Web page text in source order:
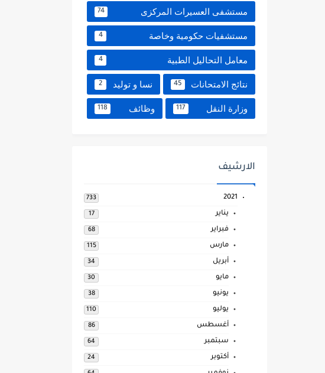
مستشفى العسيرات المركزى 74
مستشفيات حكومية وخاصة 4
معامل التحاليل الطبية 4
نتائج الامتحانات 45 نسا و توليد 2
وزارة النقل 117 وظائف 118
الارشيف
2021
733
يناير 17
فبراير 68
مارس 115
أبريل 34
مايو 30
يونيو 38
يوليو 110
أغسطس 86
سبتمبر 64
أكتوبر 24